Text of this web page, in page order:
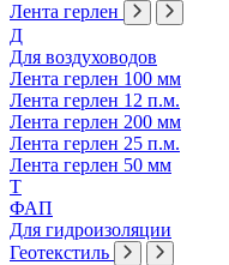
Лента герлен
Д
Для воздуховодов
Лента герлен 100 мм
Лента герлен 12 п.м.
Лента герлен 200 мм
Лента герлен 25 п.м.
Лента герлен 50 мм
Т
ФАП
Для гидроизоляции
Геотекстиль